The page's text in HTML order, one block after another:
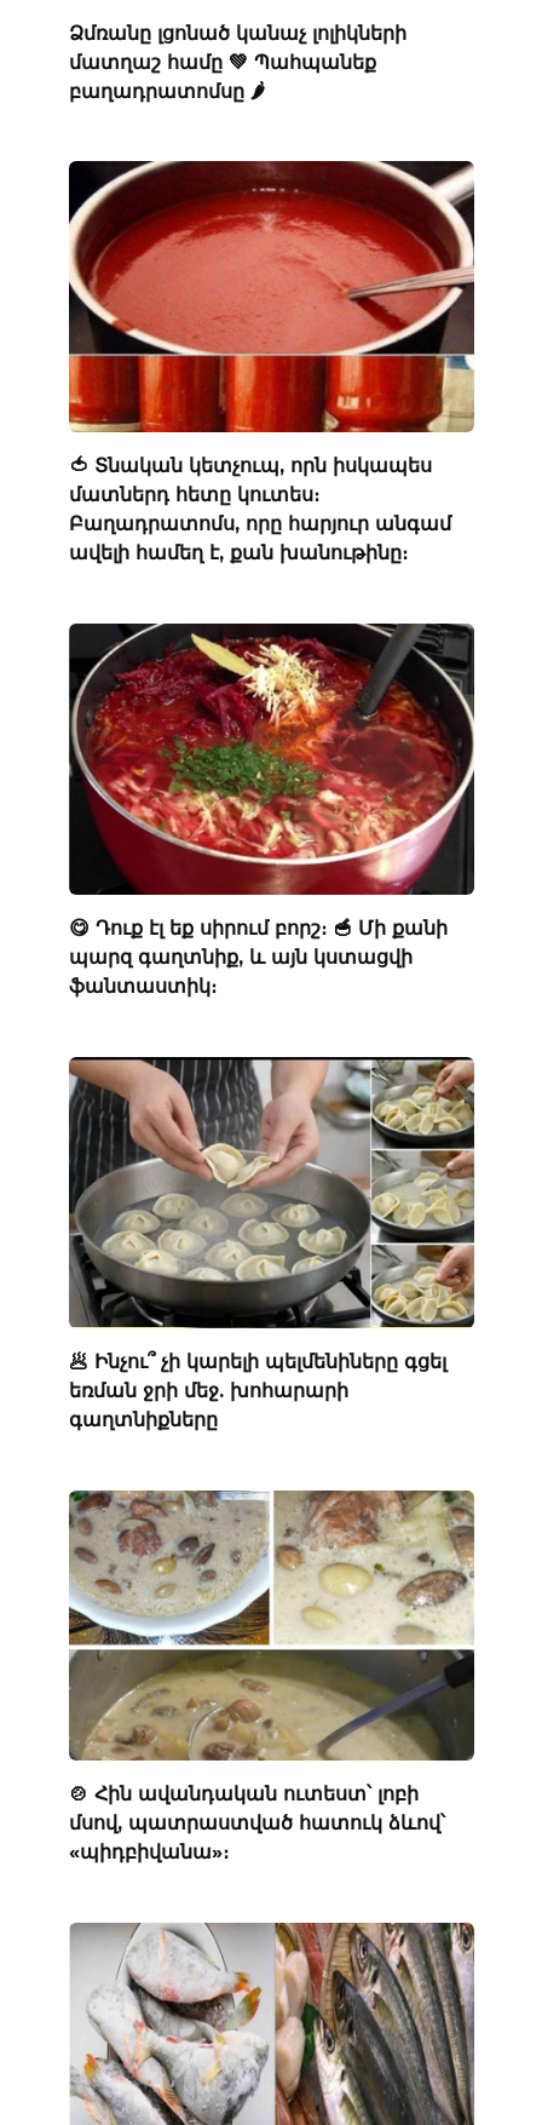
Ձմռանը լցոնած կանաչ լոլիկների
մատղաշ համը 💚 Պահպանեք
բաղադրատոմսը 🌶️
🍅 Տնական կետչուպ, որն իսկապես
մատներդ հետը կուտես։
Բաղադրատոմս, որը հարյուր անգամ
ավելի համեղ է, քան խանութինը։
😋 Դուք էլ եք սիրում բորշ։ 🥣 Մի քանի
պարզ գաղտնիք, և այն կստացվի
ֆանտաստիկ։
🥟 Ինչու՞ չի կարելի պելմենիները գցել
եռման ջրի մեջ. խոհարարի
գաղտնիքները
🍲 Հին ավանդական ուտեստ՝ լոբի
մսով, պատրաստված հատուկ ձևով՝
«պիդբիվանա»։